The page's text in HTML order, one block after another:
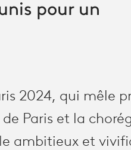
pour un
2024, qui mêle
Paris et la
ambitieux et